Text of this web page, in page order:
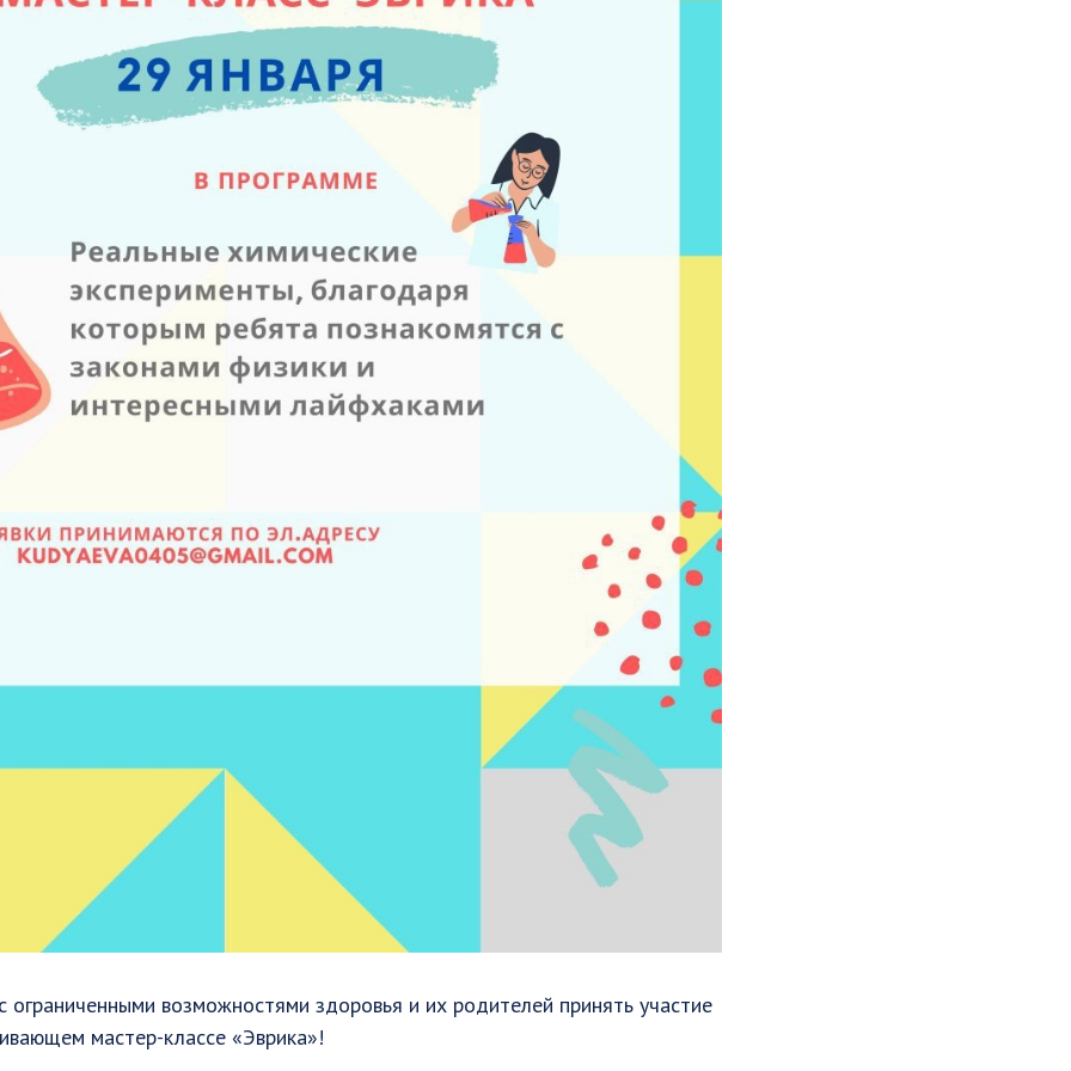
возможностями здоровья и их родителей принять участие
мастер-классе «Эврика»!